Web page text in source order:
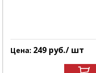
Цена: 249 руб./ шт